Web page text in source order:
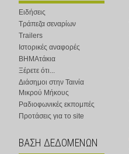
Ειδήσεις
Τράπεζα σεναρίων
Trailers
Ιστορικές αναφορές
ΒΗΜΑτάκια
Ξέρετε ότι...
Διάσημοι στην Ταινία
Μικρού Μήκους
Ραδιοφωνικές εκπομπές
Προτάσεις για το site
ΒΑΣΗ ΔΕΔΟΜΕΝΩΝ